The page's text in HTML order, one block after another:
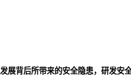
背后所带来的安全隐患，研发